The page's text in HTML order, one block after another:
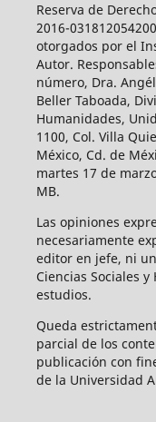
Reserva de
2016-
otorgados por el
Autor.
número, Dra.
Beller Taboada,
Humanidades,
1100, Col. Villa
México, Cd. de
martes 17 de
MB.
Las opiniones
necesariamente
editor en jefe, ni
Ciencias Sociales
estudios.
Queda
parcial de los
publicación con
de la Universidad